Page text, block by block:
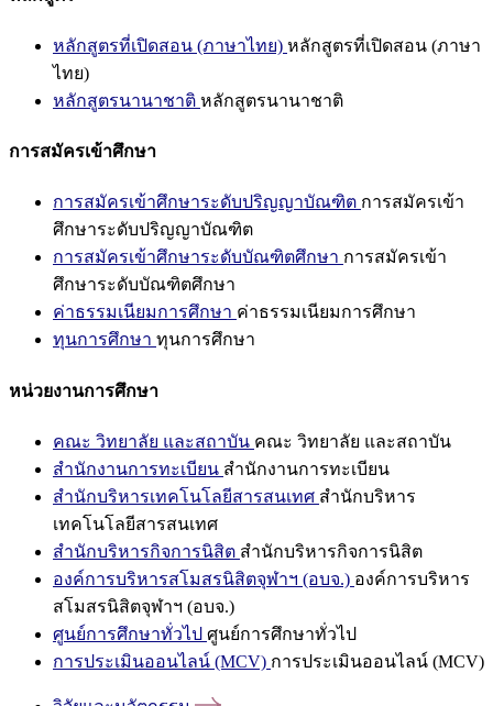
หลักสูตรที่เปิดสอน (ภาษาไทย) หลักสูตรที่เปิดสอน (ภาษา
ไทย)
หลักสูตรนานาชาติ หลักสูตรนานาชาติ
การสมัครเข้าศึกษา
การสมัครเข้าศึกษาระดับปริญญาบัณฑิต การสมัครเข้า
ศึกษาระดับปริญญาบัณฑิต
การสมัครเข้าศึกษาระดับบัณฑิตศึกษา การสมัครเข้า
ศึกษาระดับบัณฑิตศึกษา
ค่าธรรมเนียมการศึกษา ค่าธรรมเนียมการศึกษา
ทุนการศึกษา ทุนการศึกษา
หน่วยงานการศึกษา
คณะ วิทยาลัย และสถาบัน คณะ วิทยาลัย และสถาบัน
สำนักงานการทะเบียน สำนักงานการทะเบียน
สำนักบริหารเทคโนโลยีสารสนเทศ สำนักบริหาร
เทคโนโลยีสารสนเทศ
สำนักบริหารกิจการนิสิต สำนักบริหารกิจการนิสิต
องค์การบริหารสโมสรนิสิตจุฬาฯ (อบจ.) องค์การบริหาร
สโมสรนิสิตจุฬาฯ (อบจ.)
ศูนย์การศึกษาทั่วไป ศูนย์การศึกษาทั่วไป
การประเมินออนไลน์ (MCV) การประเมินออนไลน์ (MCV)